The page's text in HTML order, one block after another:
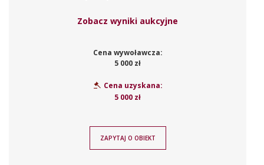
Zobacz wyniki aukcyjne
Cena wywoławcza:
5 000 zł
Cena uzyskana:
5 000 zł
ZAPYTAJ O OBIEKT